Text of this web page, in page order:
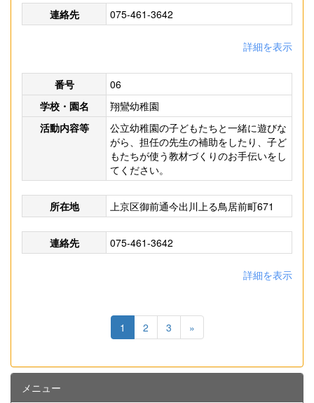
連絡先 075-461-3642
詳細を表示
番号
06
学校・園名
翔鸞幼稚園
活動内容等
公立幼稚園の子どもたちと一緒に遊びな
がら、担任の先生の補助をしたり、子ど
もたちが使う教材づくりのお手伝いをし
てください。
所在地 上京区御前通今出川上る鳥居前町671
連絡先 075-461-3642
詳細を表示
1 2 3 »
メニュー